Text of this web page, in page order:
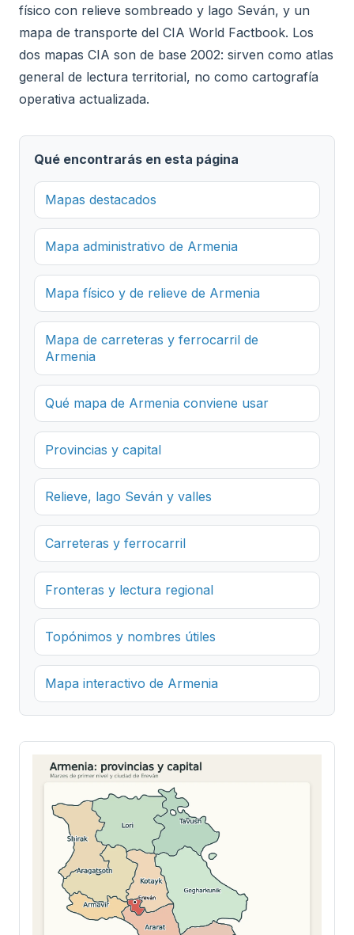
físico con relieve sombreado y lago Seván, y un
mapa de transporte del CIA World Factbook. Los
dos mapas CIA son de base 2002: sirven como atlas
general de lectura territorial, no como cartografía
operativa actualizada.
Qué encontrarás en esta página
Mapas destacados
Mapa administrativo de Armenia
Mapa físico y de relieve de Armenia
Mapa de carreteras y ferrocarril de
Armenia
Qué mapa de Armenia conviene usar
Provincias y capital
Relieve, lago Seván y valles
Carreteras y ferrocarril
Fronteras y lectura regional
Topónimos y nombres útiles
Mapa interactivo de Armenia